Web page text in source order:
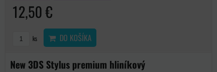
12,50 €
ks DO KOŠÍKA
New 3DS Stylus premium hliníkový